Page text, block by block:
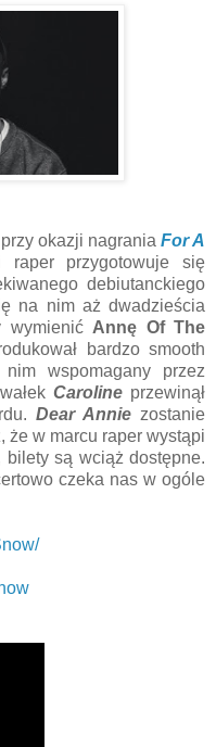
okazji nagrania For A
raper przygotowuje się
debiutanckiego
na nim aż dwadzieścia
wymienić Annę Of The
bardzo smooth
wspomagany przez
Caroline przewinął
Dear Annie zostanie
że w marcu raper wystąpi
bilety są wciąż dostępne.
czeka nas w ogóle